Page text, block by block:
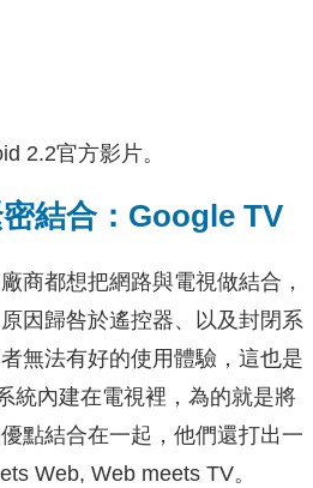
2.2官方影片。
結合：Google TV
商都想把網路與電視做結合，
因歸咎於遙控器、以及封閉系
無法有好的使用體驗，這也是
統內建在電視裡，為的就是將
點結合在一起，他們還打出一
Web, Web meets TV。